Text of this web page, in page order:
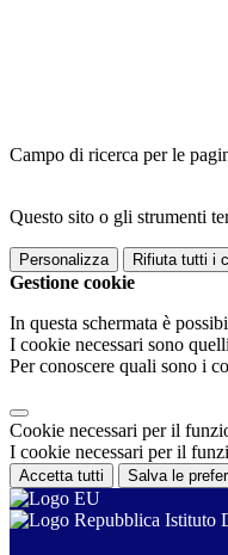
Campo di ricerca per le
Questo sito o gli strumenti
Personalizza Rifiuta tutti i
Gestione cookie
In questa schermata è
I cookie necessari sono
Per conoscere quali sono i
Cookie necessari per il
I cookie necessari per il
Accetta tutti Salva le
Istituto